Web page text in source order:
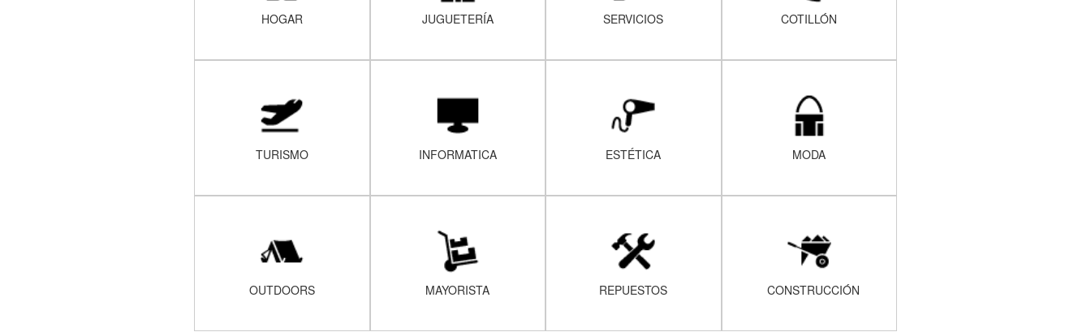
HOGAR JUGUETERÍA SERVICIOS COTILLÓN
TURISMO INFORMATICA ESTÉTICA MODA
OUTDOORS MAYORISTA REPUESTOS CONSTRUCCIÓN